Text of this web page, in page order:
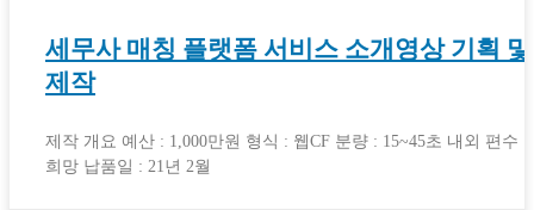
세무사 매칭 플랫폼 서비스 소개영상 기획 및
제작
제작 개요 예산 : 1,000만원 형식 : 웹CF 분량 : 15~45초 내외 편수 :
희망 납품일 : 21년 2월